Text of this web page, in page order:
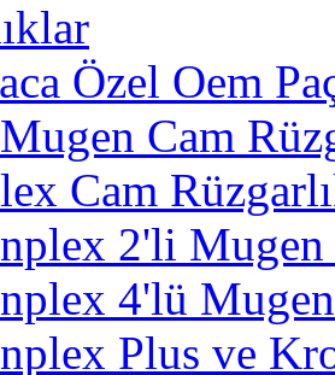
Özel Oem
Cam
Cam
2'li Mugen
4'lü
Plus ve